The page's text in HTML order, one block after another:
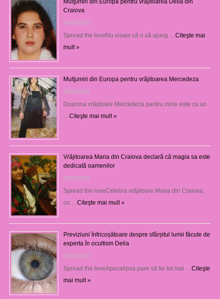
Mulţumiri din Europa pentru vrăjitoarea Delia din
Craiova
09/08/2026
Spread the loveNu visam că o să ajung …Citeşte mai
mult »
Mulţumiri din Europa pentru vrăjitoarea Mercedeza
09/08/2026
Doamna vrăjitoare Mercedeza pentru mine este ca un
…Citeşte mai mult »
Vrăjitoarea Maria din Craiova declară că magia sa este
dedicată oamenilor
09/08/2026
Spread the loveCelebra vrăjitoare Maria din Craiova,
cu …Citeşte mai mult »
Previziuni înfricoșătoare despre sfârșitul lumii făcute de
experta în ocultism Delia
08/08/2026
Spread the loveApocalipsa pare să fie tot mai …Citeşte
mai mult »